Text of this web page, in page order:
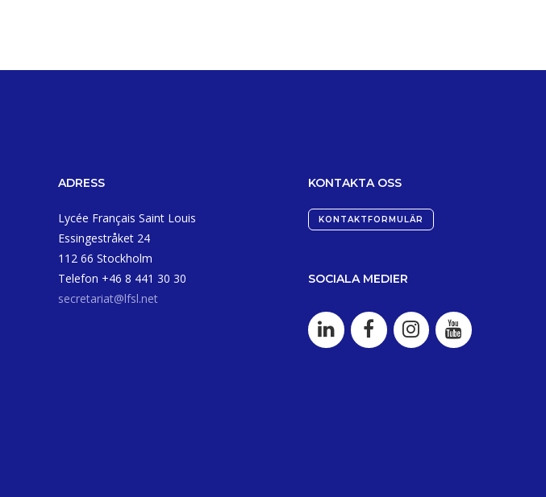
ADRESS
Lycée Français Saint Louis
Essingestråket 24
112 66 Stockholm
Telefon +46 8 441 30 30
secretariat@lfsl.net
KONTAKTA OSS
KONTAKTFORMULÄR
SOCIALA MEDIER